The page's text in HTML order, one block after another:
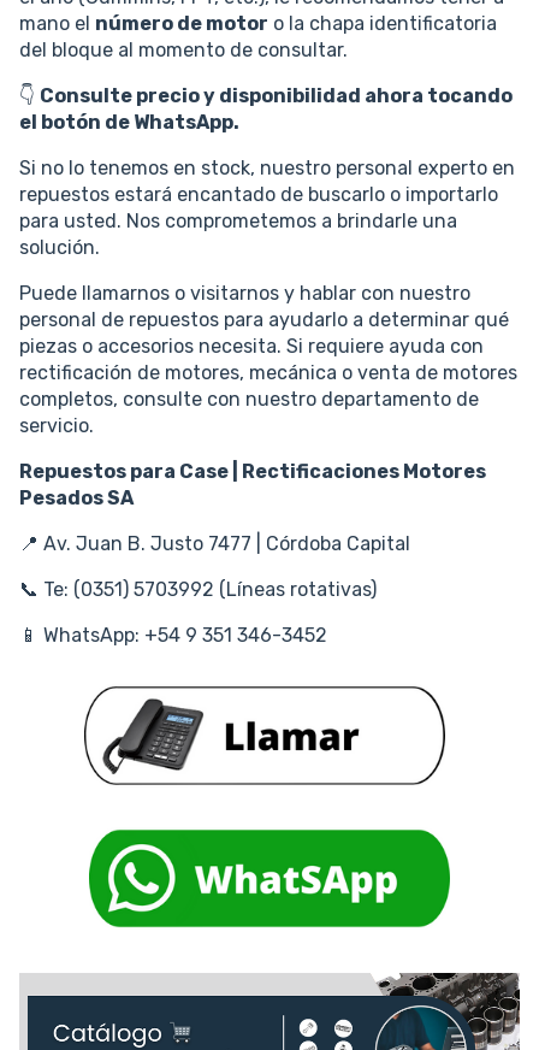
mano el número de motor o la chapa identificatoria
del bloque al momento de consultar.
👇 Consulte precio y disponibilidad ahora tocando
el botón de WhatsApp.
Si no lo tenemos en stock, nuestro personal experto en
repuestos estará encantado de buscarlo o importarlo
para usted. Nos comprometemos a brindarle una
solución.
Puede llamarnos o visitarnos y hablar con nuestro
personal de repuestos para ayudarlo a determinar qué
piezas o accesorios necesita. Si requiere ayuda con
rectificación de motores, mecánica o venta de motores
completos, consulte con nuestro departamento de
servicio.
Repuestos para Case | Rectificaciones Motores
Pesados SA
📍 Av. Juan B. Justo 7477 | Córdoba Capital
📞 Te: (0351) 5703992 (Líneas rotativas)
📱 WhatsApp: +54 9 351 346-3452